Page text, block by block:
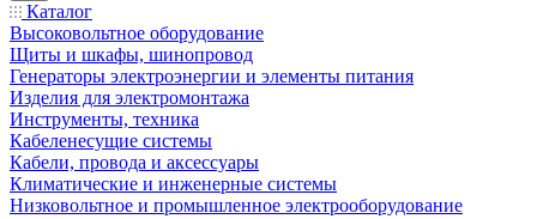
Каталог
Высоковольтное оборудование
Щиты и шкафы, шинопровод
Генераторы электроэнергии и элементы питания
Изделия для электромонтажа
Инструменты, техника
Кабеленесущие системы
Кабели, провода и аксессуары
Климатические и инженерные системы
Низковольтное и промышленное электрооборудование